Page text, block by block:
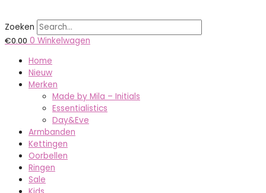
Zoeken
€0.00 0 Winkelwagen
Home
Nieuw
Merken
Made by Mila – Initials
Essentialistics
Day&Eve
Armbanden
Kettingen
Oorbellen
Ringen
Sale